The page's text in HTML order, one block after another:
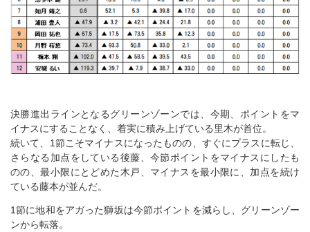
決勝進出ラインとなるグリーンゾーンでは、今期、ポイントをマ
イナスにすることなく、着実に積み上げている里木が首位。
続いて、1節こそマイナスになったものの、すぐにプラスに転じ、
さらなる加点をしている後藤、今節ポイントをマイナスにしたも
のの、最小限にとどめた木戸、マイナスを最小限に、加点を続け
ている藤本が並んだ。
1節に地和をアガった獅坂は今節ポイントを減らし、グリーンゾー
ンから転落。